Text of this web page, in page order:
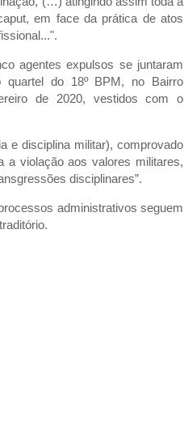
em face da prática de atos
agentes expulsos se juntaram
quartel do 18º BPM, no Bairro
de 2020, vestidos com o
e disciplina militar), comprovado
a violação aos valores militares,
disciplinares”.
administrativos seguem